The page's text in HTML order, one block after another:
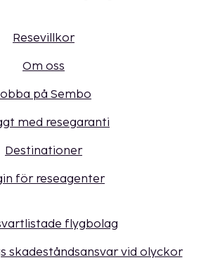
Resevillkor
Om oss
på Sembo
med resegaranti
Destinationer
för reseagenter
flygbolag
skadeståndsansvar vid olyckor